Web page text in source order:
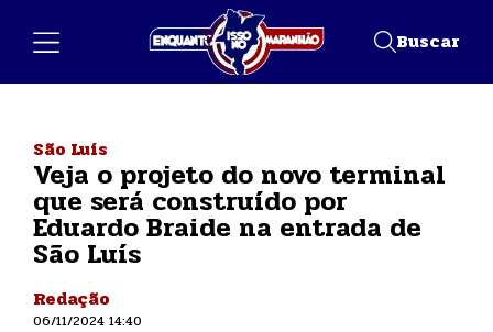
Buscar
São Luís
Veja o projeto do novo terminal
que será construído por
Eduardo Braide na entrada de
São Luís
Redação
06/11/2024 14:40